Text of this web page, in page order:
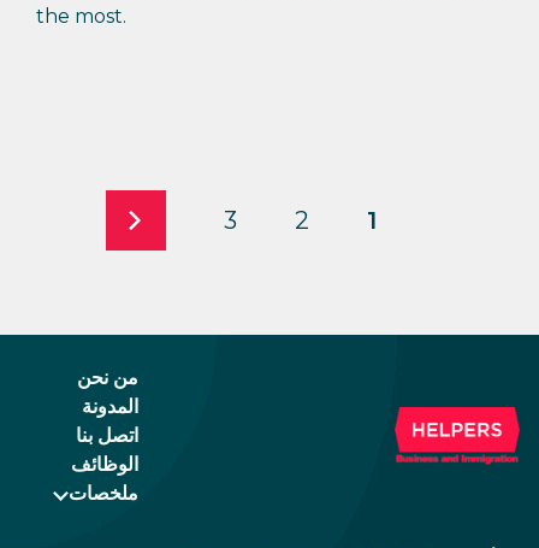
the most.
1
2
3
من نحن
المدونة
اتصل بنا
الوظائف
ملخصات